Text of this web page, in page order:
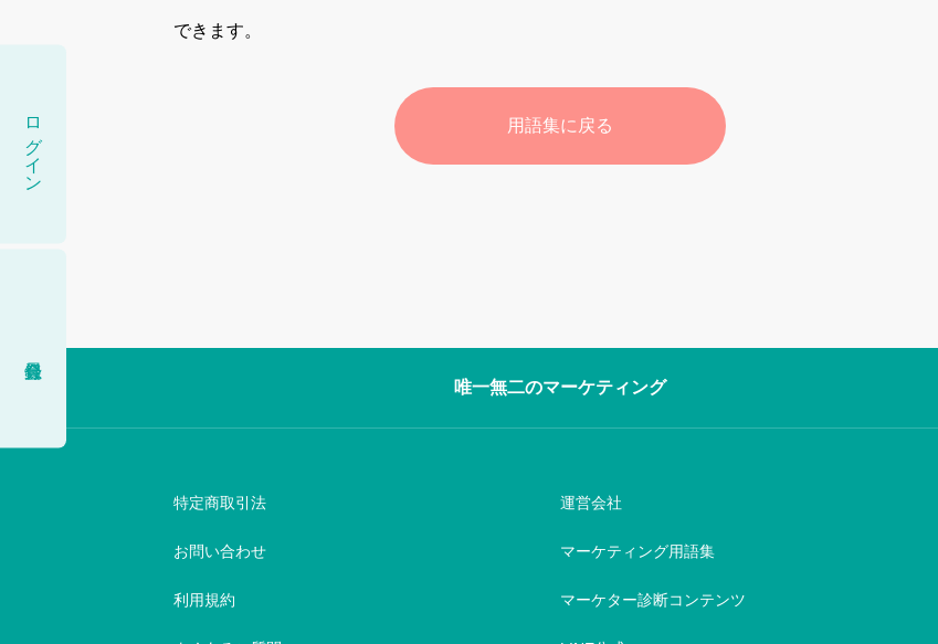
できます。
用語集に戻る
唯一無二のマーケティング
特定商取引法
お問い合わせ
利用規約
運営会社
マーケティング用語集
マーケター診断コンテンツ
ログイン